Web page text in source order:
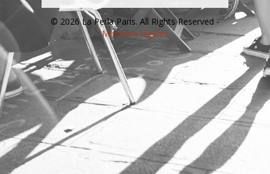
© 2026 La Perla Paris. All Rights Reserved -
Mentions légales